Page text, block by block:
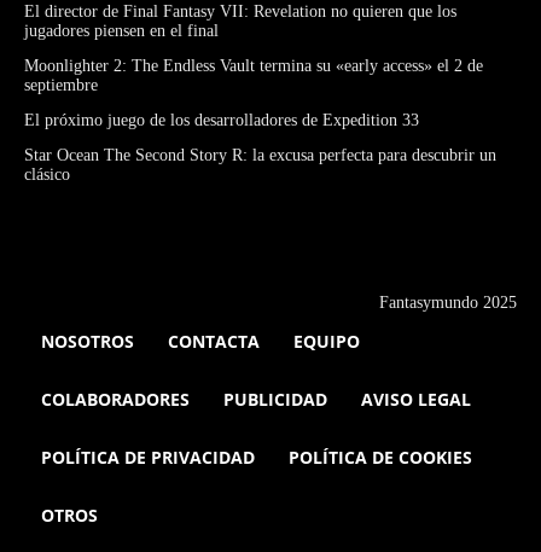
El director de Final Fantasy VII: Revelation no quieren que los
jugadores piensen en el final
Moonlighter 2: The Endless Vault termina su «early access» el 2 de
septiembre
El próximo juego de los desarrolladores de Expedition 33
Star Ocean The Second Story R: la excusa perfecta para descubrir un
clásico
Fantasymundo 2025
NOSOTROS CONTACTA EQUIPO
COLABORADORES PUBLICIDAD AVISO LEGAL
POLÍTICA DE PRIVACIDAD POLÍTICA DE COOKIES
OTROS